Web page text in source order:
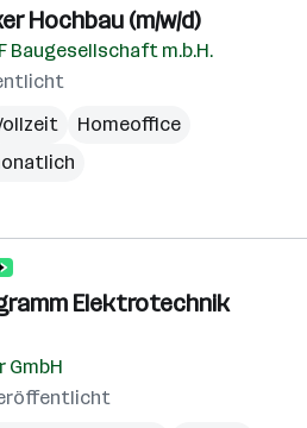
Hochbau (m/w/d)
Baugesellschaft m.b.H.
Homeoffice
Elektrotechnik
GmbH